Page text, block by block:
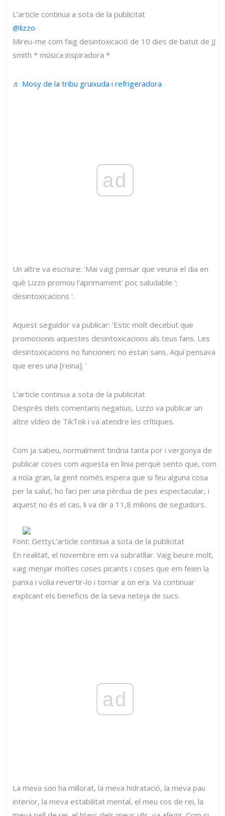
L’article continua a sota de la publicitat
@lizzo
Mireu-me com faig desintoxicació de 10 dies de batut de JJ
smith * música inspiradora *
♬ Mosy de la tribu gruixuda i refrigeradora
ad
Un altre va escriure: 'Mai vaig pensar que veuria el dia en
què Lizzo promou l'aprimament' poc saludable ';
desintoxicacions '.
Aquest seguidor va publicar: 'Estic molt decebut que
promocionis aquestes desintoxicacions als teus fans. Les
desintoxicacions no funcionen; no estan sans. Aquí pensava
que eres una [reina]. '
L’article continua a sota de la publicitat
Després dels comentaris negatius, Lizzo va publicar un
altre vídeo de TikTok i va atendre les crítiques.
Com ja sabeu, normalment tindria tanta por i vergonya de
publicar coses com aquesta en línia perquè sento que, com
a noia gran, la gent només espera que si feu alguna cosa
per la salut, ho faci per una pèrdua de pes espectacular, i
aquest no és el cas, li va dir a 11,8 milions de seguidors.
Font: GettyL’article continua a sota de la publicitat
En realitat, el novembre em va subratllar. Vaig beure molt,
vaig menjar moltes coses picants i coses que em feien la
panxa i volia revertir-lo i tornar a on era. Va continuar
explicant els beneficis de la seva neteja de sucs.
ad
La meva son ha millorat, la meva hidratació, la meva pau
interior, la meva estabilitat mental, el meu cos de rei, la